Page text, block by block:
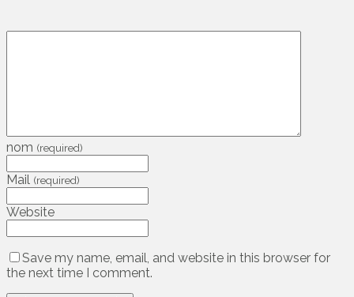
nom (required)
Mail (required)
Website
Save my name, email, and website in this browser for
the next time I comment.